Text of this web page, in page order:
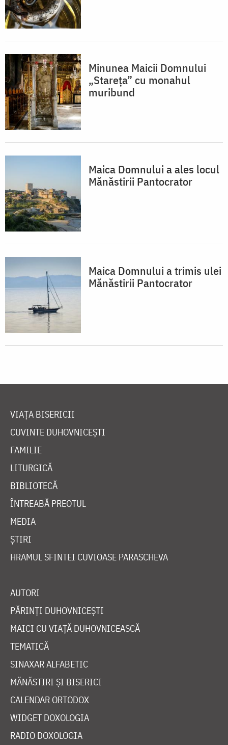
Minunea Maicii Domnului
„Stareța” cu monahul
muribund
Maica Domnului a ales locul
Mănăstirii Pantocrator
Maica Domnului a trimis ulei
Mănăstirii Pantocrator
VIAȚA BISERICII
CUVINTE DUHOVNICEȘTI
FAMILIE
LITURGICĂ
BIBLIOTECĂ
ÎNTREABĂ PREOTUL
MEDIA
ȘTIRI
HRAMUL SFINTEI CUVIOASE PARASCHEVA
AUTORI
PĂRINȚI DUHOVNICEȘTI
MAICI CU VIAȚĂ DUHOVNICEASCĂ
TEMATICĂ
SINAXAR ALFABETIC
MĂNĂSTIRI ȘI BISERICI
CALENDAR ORTODOX
WIDGET DOXOLOGIA
RADIO DOXOLOGIA